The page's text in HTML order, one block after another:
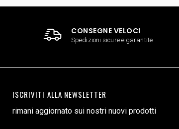
CONSEGNE VELOCI
Spedizioni sicure e garantite
ISCRIVITI ALLA NEWSLETTER
rimani aggiornato sui nostri nuovi prodotti